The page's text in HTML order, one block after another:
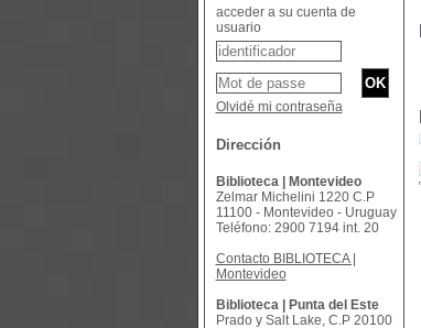
acceder a su cuenta de
usuario
Olvidé mi contraseña
Dirección
Biblioteca | Montevideo
Zelmar Michelini 1220 C.P
11100 - Montevideo - Uruguay
Teléfono: 2900 7194 int. 20
Contacto BIBLIOTECA |
Montevideo
Biblioteca | Punta del Este
Prado y Salt Lake, C.P 20100